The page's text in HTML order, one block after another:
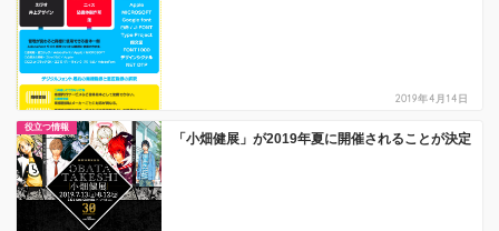
2019年4月14日
役立つ情報
「小畑健展」が2019年夏に開催されることが決定